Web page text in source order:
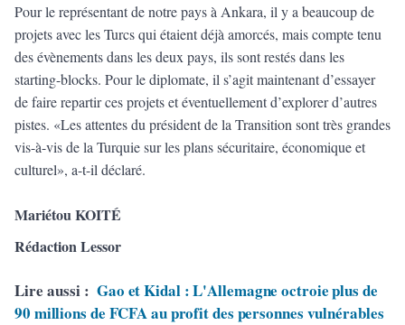
Pour le représentant de notre pays à Ankara, il y a beaucoup de
projets avec les Turcs qui étaient déjà amorcés, mais compte tenu
des évènements dans les deux pays, ils sont restés dans les
starting-blocks. Pour le diplomate, il s’agit maintenant d’essayer
de faire repartir ces projets et éventuellement d’explorer d’autres
pistes. «Les attentes du président de la Transition sont très grandes
vis-à-vis de la Turquie sur les plans sécuritaire, économique et
culturel», a-t-il déclaré.
Mariétou KOITÉ
Rédaction Lessor
Lire aussi : Gao et Kidal : L'Allemagne octroie plus de
90 millions de FCFA au profit des personnes vulnérables